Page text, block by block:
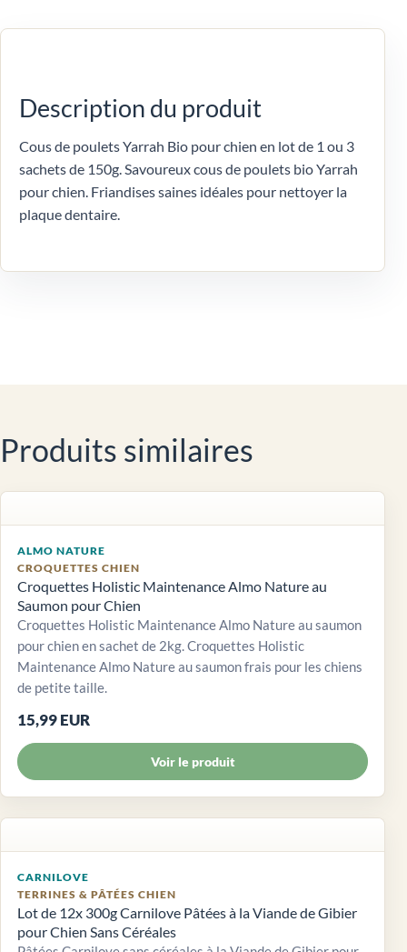
Description du produit
Cous de poulets Yarrah Bio pour chien en lot de 1 ou 3
sachets de 150g. Savoureux cous de poulets bio Yarrah
pour chien. Friandises saines idéales pour nettoyer la
plaque dentaire.
Produits similaires
ALMO NATURE
CROQUETTES CHIEN
Croquettes Holistic Maintenance Almo Nature au
Saumon pour Chien
Croquettes Holistic Maintenance Almo Nature au saumon
pour chien en sachet de 2kg. Croquettes Holistic
Maintenance Almo Nature au saumon frais pour les chiens
de petite taille.
15,99 EUR
Voir le produit
CARNILOVE
TERRINES & PÂTÉES CHIEN
Lot de 12x 300g Carnilove Pâtées à la Viande de Gibier
pour Chien Sans Céréales